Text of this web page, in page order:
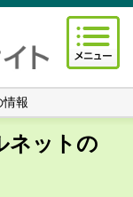
情報
ネットの